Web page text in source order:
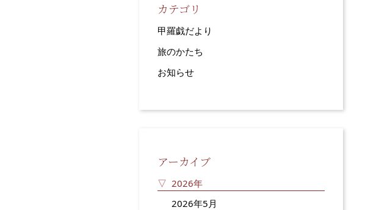
カテゴリ
甲羅戯だより
旅のかたち
お知らせ
アーカイブ
2026年
2026年5月